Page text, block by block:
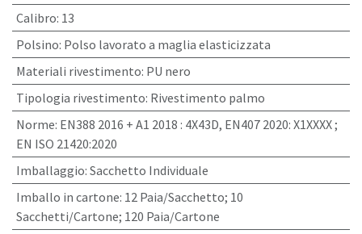
Calibro: 13
Polsino: Polso lavorato a maglia elasticizzata
Materiali rivestimento: PU nero
Tipologia rivestimento: Rivestimento palmo
Norme: EN388 2016 + A1 2018 : 4X43D, EN407 2020: X1XXXX ;
EN ISO 21420:2020
Imballaggio: Sacchetto Individuale
Imballo in cartone: 12 Paia/Sacchetto; 10
Sacchetti/Cartone; 120 Paia/Cartone